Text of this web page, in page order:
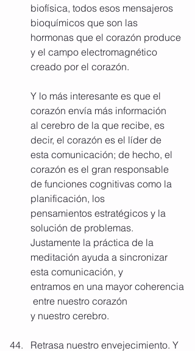
biofísica, todos esos mensajeros
bioquímicos que son las
hormonas que el corazón produce
y el campo electromagnético
creado por el corazón.
Y lo más interesante es que el
corazón envía más información
al cerebro de la que recibe, es
decir, el corazón es el líder de
esta comunicación; de hecho, el
corazón es el gran responsable
de funciones cognitivas como la
planificación, los
pensamientos estratégicos y la
solución de problemas.
Justamente la práctica de la
meditación ayuda a sincronizar
esta comunicación, y
entramos en una mayor coherencia
entre nuestro corazón
y nuestro cerebro.
Retrasa nuestro envejecimiento. Y